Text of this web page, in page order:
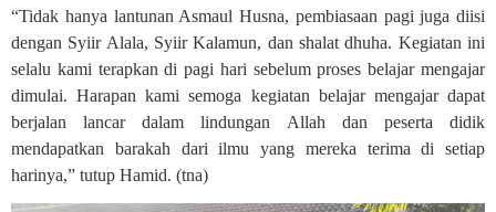
“Tidak hanya lantunan Asmaul Husna, pembiasaan pagi juga diisi
dengan Syiir Alala, Syiir Kalamun, dan shalat dhuha. Kegiatan ini
selalu kami terapkan di pagi hari sebelum proses belajar mengajar
dimulai. Harapan kami semoga kegiatan belajar mengajar dapat
berjalan lancar dalam lindungan Allah dan peserta didik
mendapatkan barakah dari ilmu yang mereka terima di setiap
harinya,” tutup Hamid. (tna)